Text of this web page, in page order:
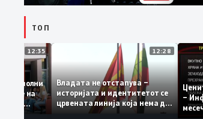
ТОП
12:35
се задоволни
на
12:28
Владата не отстапува –
историјата и идентитетот се
црвената линија која нема да
се погази
–